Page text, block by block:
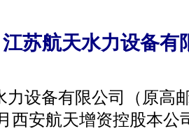
江苏航天水力设备有
设备有限公司（原高
西安航天增资控股本公